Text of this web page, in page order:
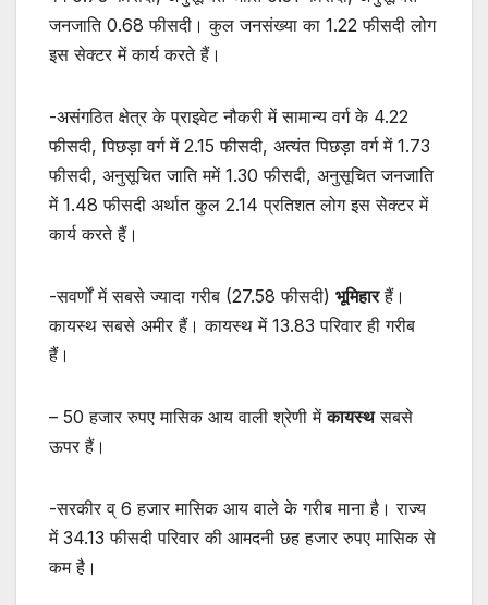
जनजाति 0.68 फीसदी। कुल जनसंख्या का 1.22 फीसदी लोग
इस सेक्टर में कार्य करते हैं।
-असंगठित क्षेत्र के प्राइवेट नौकरी में सामान्य वर्ग के 4.22
फीसदी, पिछड़ा वर्ग में 2.15 फीसदी, अत्यंत पिछड़ा वर्ग में 1.73
फीसदी, अनुसूचित जाति ममें 1.30 फीसदी, अनुसूचित जनजाति
में 1.48 फीसदी अर्थात कुल 2.14 प्रतिशत लोग इस सेक्टर में
कार्य करते हैं।
-सवर्णों में सबसे ज्यादा गरीब (27.58 फीसदी) भूमिहारहैं।
कायस्थ सबसे अमीर हैं। कायस्थ में 13.83 परिवार ही गरीब
हैं।
– 50 हजार रुपए मासिक आय वाली श्रेणी मेंकायस्थसबसे
ऊपर हैं।
-सरकीर व् 6 हजार मासिक आय वाले के गरीब माना है। राज्य
में 34.13 फीसदी परिवार की आमदनी छह हजार रुपए मासिक से
कम है।